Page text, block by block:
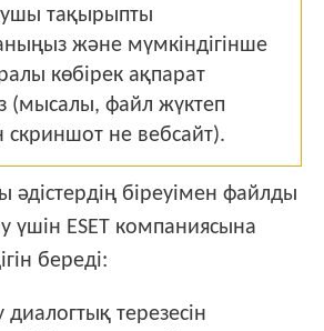
тақырыпты
және мүмкіндігінше
көбірек ақпарат
(мысалы, файл жүктеп
скриншот не вебсайт).
әдістердің біреуімен файлды
үшін ESET компаниясына
береді:
диалогтық терезесін